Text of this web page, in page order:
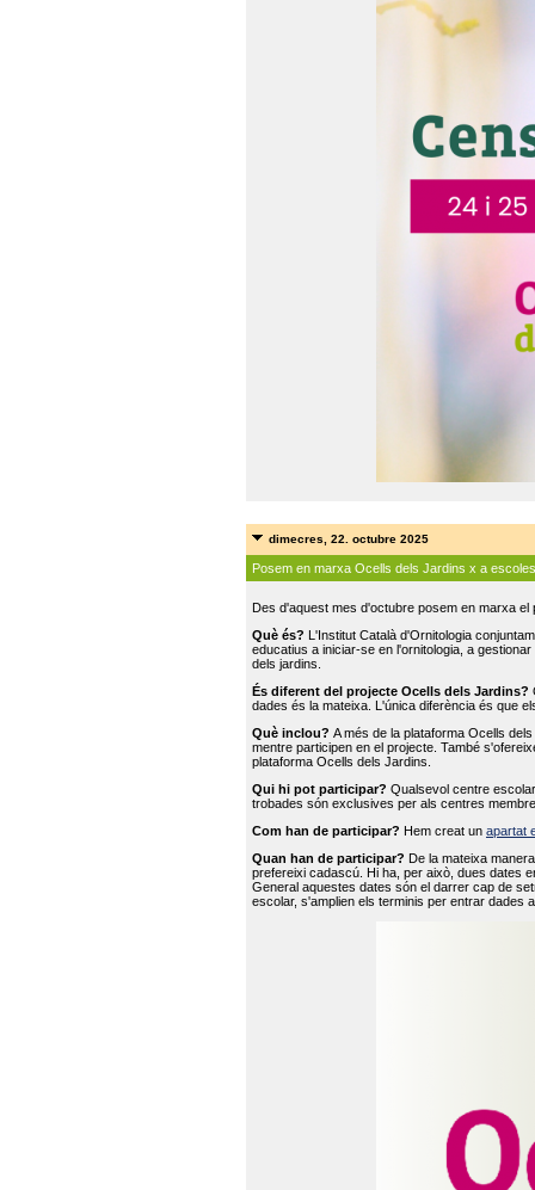
dimecres, 22. octubre 2025
Posem en marxa Ocells dels Jardins x a escoles
Des d'aquest mes d'octubre posem en marxa
Què és? L'Institut Català d'Ornitologia
educatius a iniciar-se en l'ornitologia, a
dels jardins.
És diferent del projecte Ocells dels Jardins?
dades és la mateixa. L'única diferència és que
Què inclou? A més de la plataforma Ocells
mentre participen en el projecte. També
plataforma Ocells dels Jardins.
Qui hi pot participar? Qualsevol centre
trobades són exclusives per als centres
Com han de participar? Hem creat un apartat
Quan han de participar? De la mateixa
prefereixi cadascú. Hi ha, per això, dues dates
General aquestes dates són el darrer cap de
escolar, s'amplien els terminis per entrar dades